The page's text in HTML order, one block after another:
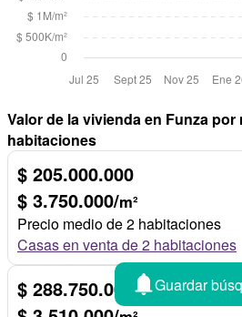
Valor de la vivienda en Funza por
habitaciones
$ 205.000.000
$ 3.750.000/m²
Precio medio de 2 habitaciones
Casas en venta de 2 habitaciones
$ 288.750.000
Guardar